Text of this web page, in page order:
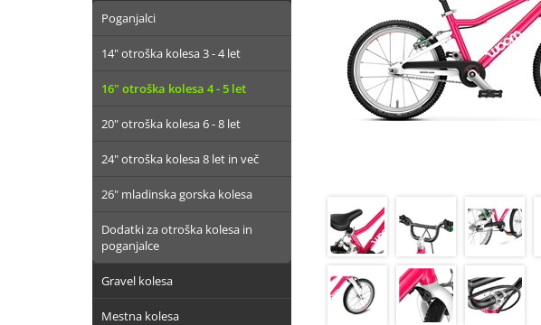
Poganjalci
14" otroška kolesa 3 - 4 let
16" otroška kolesa 4 - 5 let
20" otroška kolesa 6 - 8 let
24" otroška kolesa 8 let in več
26" mladinska gorska kolesa
Dodatki za otroška kolesa in
poganjalce
Gravel kolesa
Mestna kolesa